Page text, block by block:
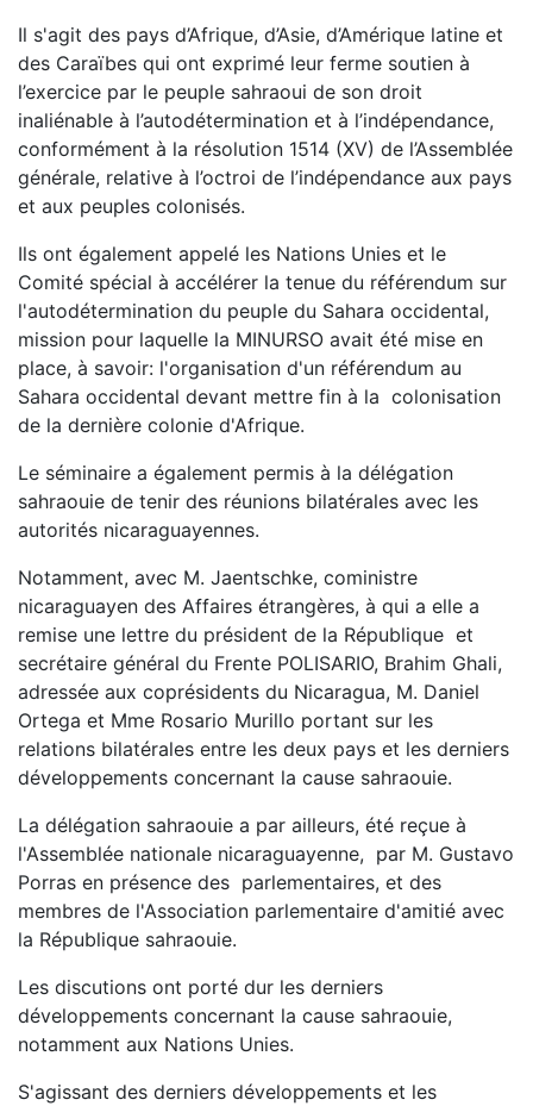
Il s'agit des pays d’Afrique, d’Asie, d’Amérique latine et
des Caraïbes qui ont exprimé leur ferme soutien à
l’exercice par le peuple sahraoui de son droit
inaliénable à l’autodétermination et à l’indépendance,
conformément à la résolution 1514 (XV) de l’Assemblée
générale, relative à l’octroi de l’indépendance aux pays
et aux peuples colonisés.
Ils ont également appelé les Nations Unies et le
Comité spécial à accélérer la tenue du référendum sur
l'autodétermination du peuple du Sahara occidental,
mission pour laquelle la MINURSO avait été mise en
place, à savoir: l'organisation d'un référendum au
Sahara occidental devant mettre fin à la colonisation
de la dernière colonie d'Afrique.
Le séminaire a également permis à la délégation
sahraouie de tenir des réunions bilatérales avec les
autorités nicaraguayennes.
Notamment, avec M. Jaentschke, coministre
nicaraguayen des Affaires étrangères, à qui a elle a
remise une lettre du président de la République et
secrétaire général du Frente POLISARIO, Brahim Ghali,
adressée aux coprésidents du Nicaragua, M. Daniel
Ortega et Mme Rosario Murillo portant sur les
relations bilatérales entre les deux pays et les derniers
développements concernant la cause sahraouie.
La délégation sahraouie a par ailleurs, été reçue à
l'Assemblée nationale nicaraguayenne, par M. Gustavo
Porras en présence des parlementaires, et des
membres de l'Association parlementaire d'amitié avec
la République sahraouie.
Les discutions ont porté dur les derniers
développements concernant la cause sahraouie,
notamment aux Nations Unies.
S'agissant des derniers développements et les